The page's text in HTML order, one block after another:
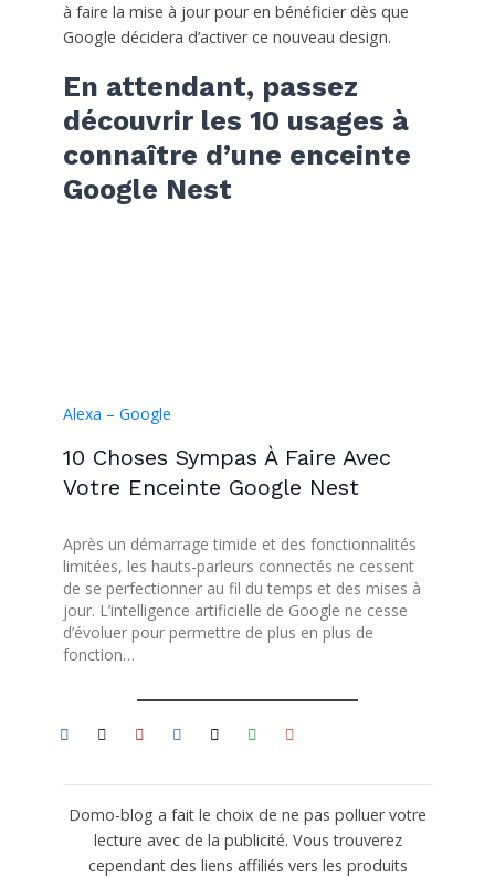
à faire la mise à jour pour en bénéficier dès que
Google décidera d’activer ce nouveau design.
En attendant, passez
découvrir les 10 usages à
connaître d’une enceinte
Google Nest
Alexa – Google
10 Choses Sympas À Faire Avec
Votre Enceinte Google Nest
Après un démarrage timide et des fonctionnalités
limitées, les hauts-parleurs connectés ne cessent
de se perfectionner au fil du temps et des mises à
jour. L’intelligence artificielle de Google ne cesse
d’évoluer pour permettre de plus en plus de
fonction…
Domo-blog a fait le choix de ne pas polluer votre
lecture avec de la publicité. Vous trouverez
cependant des liens affiliés vers les produits